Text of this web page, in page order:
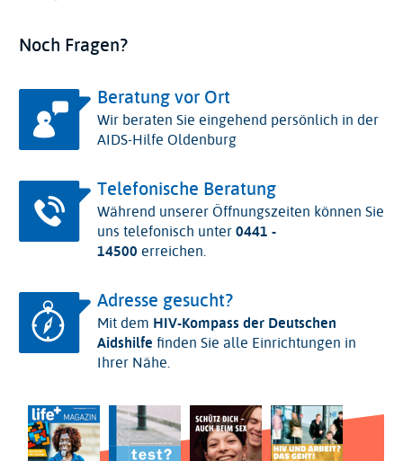
Noch Fragen?
Beratung vor Ort
Wir beraten Sie eingehend persönlich in der
AIDS-Hilfe Oldenburg
Telefonische Beratung
Während unserer Öffnungszeiten können Sie
uns telefonisch unter0441 -
14500 erreichen.
Adresse gesucht?
Mit dem HIV-Kompass der Deutschen
Aidshilfe finden Sie alle Einrichtungen in
Ihrer Nähe.